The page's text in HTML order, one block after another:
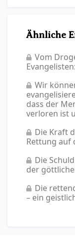
Ähnliche
Vom
Wir
dass der
verloren ist
Die Kraft
Rettung auf
Die
der
Die
– ein